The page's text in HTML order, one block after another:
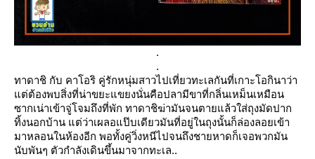
.
.
ทาดาชิ กับ คาโอริ คู่รักหนุ่มสาวไปเที่ยวทะเลกันที่เกาะโอกินาว่า
ต่ต้องพบสิ่งที่น่าขยะแขยงนั่นคือปลามีขาที่กลิ่นเหม็นเหมือน
ซากเน่าเข้าจู่โจมถึงที่พัก ทาดาชิฆ่ามันจนตายแล้วใส่ถุงมัดปาก
ทิ้งนอกบ้าน แต่ว่าเผลอแป๊บเดียวมันที่อยู่ในถุงนั้นก็ล่องลอยเข้า
มาหลอนในห้องอีก พอทั้งคู่วิ่งหนีไปจนถึงชายหาดก็เจอพวกมัน
นับพันๆ ตัวกำลังเดินขึ้นมาจากทะเล..